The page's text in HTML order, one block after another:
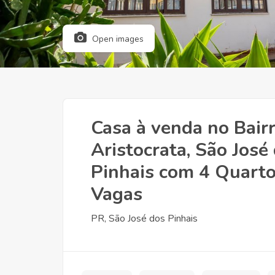
Open images
Casa à venda no
Aristocrata, São José
Pinhais com 4
Vagas
PR, São José dos Pinhais